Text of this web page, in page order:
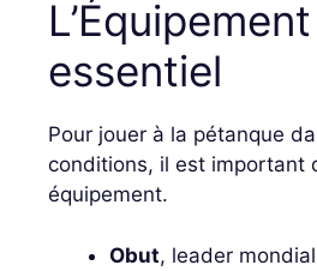
L’Équipement
essentiel
Pour jouer à la pétanque
conditions, il est important
équipement.
Obut, leader